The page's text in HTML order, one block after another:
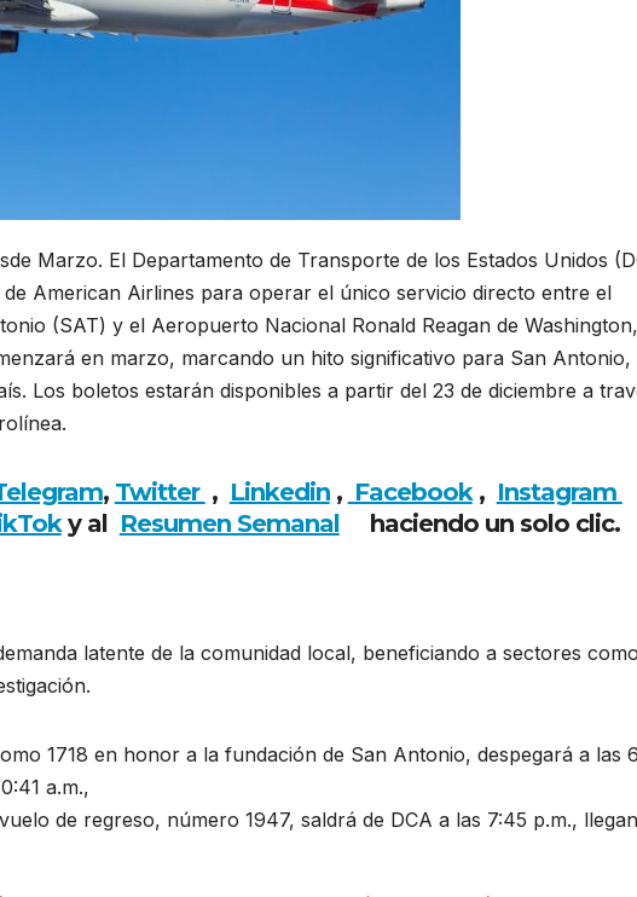
Marzo. El Departamento de Transporte de los Estados Unidos
American Airlines para operar el único servicio directo entre el
(SAT) y el Aeropuerto Nacional Ronald Reagan de
en marzo, marcando un hito significativo para San Antonio,
Los boletos estarán disponibles a partir del 23 de diciembre a
, Twitter , Linkedin, Facebook, Instagram
y al Resumen Semanalhaciendo un solo clic.
latente de la comunidad local, beneficiando a sectores
1718 en honor a la fundación de San Antonio, despegará a las
a.m.,
de regreso, número 1947, saldrá de DCA a las 7:45 p.m.,